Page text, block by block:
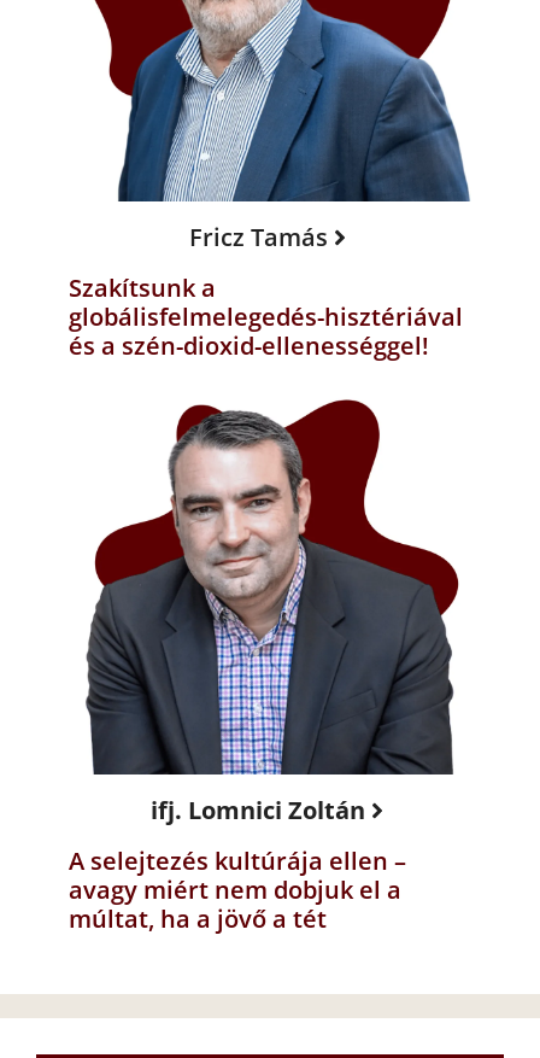
Fricz Tamás
Szakítsunk a
globálisfelmelegedés-hisztériával
és a szén-dioxid-ellenességgel!
ifj. Lomnici Zoltán
A selejtezés kultúrája ellen –
avagy miért nem dobjuk el a
múltat, ha a jövő a tét